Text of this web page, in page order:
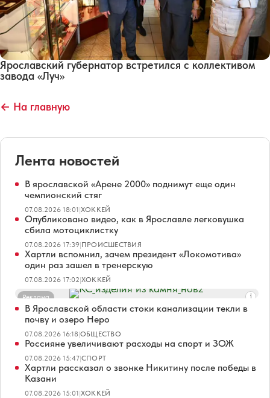
Ярославский губернатор встретился с коллективом
завода «Луч»
← На главную
Лента новостей
В ярославской «Арене 2000» поднимут еще один
чемпионский стяг
07.08.2026 18:01|ХОККЕЙ
Опубликовано видео, как в Ярославле легковушка
сбила мотоциклистку
07.08.2026 17:39|ПРОИСШЕСТВИЯ
Хартли вспомнил, зачем президент «Локомотива»
один раз зашел в тренерскую
07.08.2026 17:02|ХОККЕЙ
Реклама
В Ярославской области стоки канализации текли в
почву и озеро Неро
07.08.2026 16:18|ОБЩЕСТВО
Россияне увеличивают расходы на спорт и ЗОЖ
07.08.2026 15:47|СПОРТ
Хартли рассказал о звонке Никитину после победы в
Казани
07.08.2026 15:01|ХОККЕЙ